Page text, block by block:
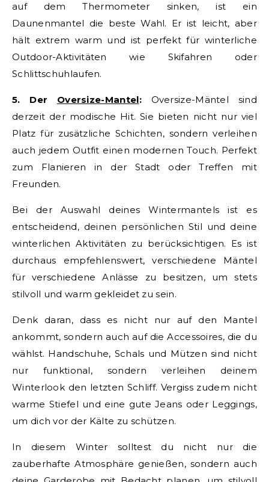
auf dem Thermometer sinken, ist ein
Daunenmantel die beste Wahl. Er ist leicht, aber
hält extrem warm und ist perfekt für winterliche
Outdoor-Aktivitäten wie Skifahren oder
Schlittschuhlaufen.
5. Der Oversize-Mantel:Oversize-Mäntel sind
derzeit der modische Hit. Sie bieten nicht nur viel
Platz für zusätzliche Schichten, sondern verleihen
auch jedem Outfit einen modernen Touch. Perfekt
zum Flanieren in der Stadt oder Treffen mit
Freunden.
Bei der Auswahl deines Wintermantels ist es
entscheidend, deinen persönlichen Stil und deine
winterlichen Aktivitäten zu berücksichtigen. Es ist
durchaus empfehlenswert, verschiedene Mäntel
für verschiedene Anlässe zu besitzen, um stets
stilvoll und warm gekleidet zu sein.
Denk daran, dass es nicht nur auf den Mantel
ankommt, sondern auch auf die Accessoires, die du
wählst. Handschuhe, Schals und Mützen sind nicht
nur funktional, sondern verleihen deinem
Winterlook den letzten Schliff. Vergiss zudem nicht
warme Stiefel und eine gute Jeans oder Leggings,
um dich vor der Kälte zu schützen.
In diesem Winter solltest du nicht nur die
zauberhafte Atmosphäre genießen, sondern auch